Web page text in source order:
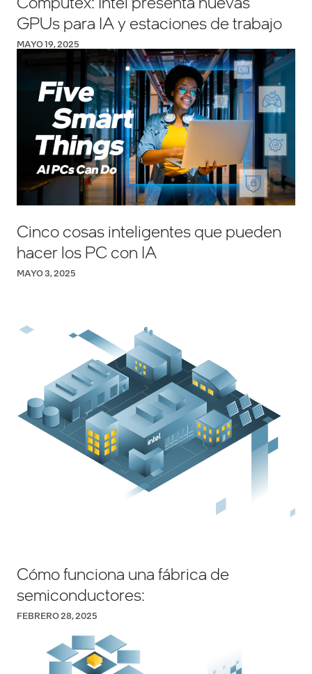
GPUs para IA y estaciones de trabajo
MAYO 19, 2025
Cinco cosas inteligentes que pueden
hacer los PC con IA
MAYO 3, 2025
Cómo funciona una fábrica de
semiconductores:
FEBRERO 28, 2025